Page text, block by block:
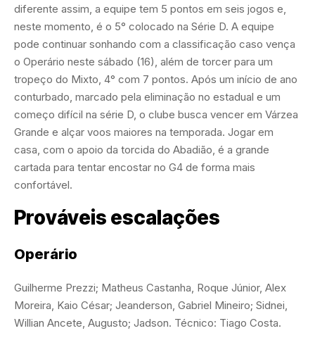
diferente assim, a equipe tem 5 pontos em seis jogos e,
neste momento, é o 5° colocado na Série D. A equipe
pode continuar sonhando com a classificação caso vença
o Operário neste sábado (16), além de torcer para um
tropeço do Mixto, 4° com 7 pontos. Após um início de ano
conturbado, marcado pela eliminação no estadual e um
começo difícil na série D, o clube busca vencer em Várzea
Grande e alçar voos maiores na temporada. Jogar em
casa, com o apoio da torcida do Abadião, é a grande
cartada para tentar encostar no G4 de forma mais
confortável.
Prováveis escalações
Operário
Guilherme Prezzi; Matheus Castanha, Roque Júnior, Alex
Moreira, Kaio César; Jeanderson, Gabriel Mineiro; Sidnei,
Willian Ancete, Augusto; Jadson. Técnico: Tiago Costa.